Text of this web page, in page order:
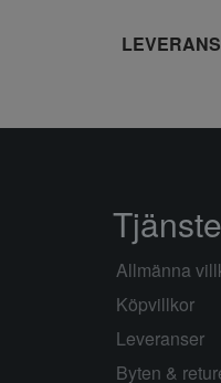
Allmänna
Köpvillkor
Leveranser
Byten &